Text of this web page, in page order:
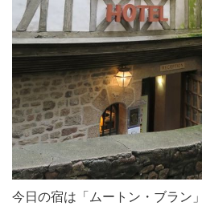
今日の宿は「ムートン・ブラン」